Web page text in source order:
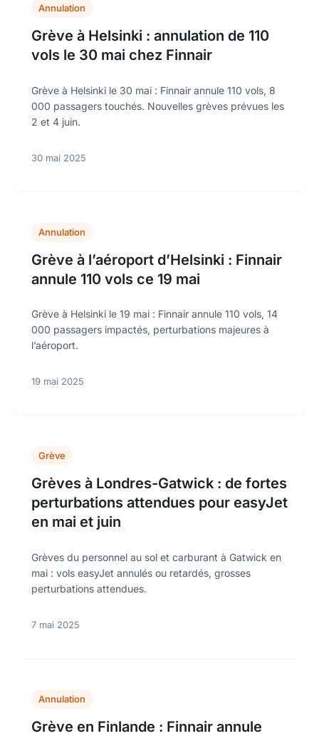
Annulation
Grève à Helsinki : annulation de 110
vols le 30 mai chez Finnair
Grève à Helsinki le 30 mai : Finnair annule 110 vols, 8
000 passagers touchés. Nouvelles grèves prévues les
2 et 4 juin.
30 mai 2025
Annulation
Grève à l’aéroport d’Helsinki : Finnair
annule 110 vols ce 19 mai
Grève à Helsinki le 19 mai : Finnair annule 110 vols, 14
000 passagers impactés, perturbations majeures à
l’aéroport.
19 mai 2025
Grève
Grèves à Londres-Gatwick : de fortes
perturbations attendues pour easyJet
en mai et juin
Grèves du personnel au sol et carburant à Gatwick en
mai : vols easyJet annulés ou retardés, grosses
perturbations attendues.
7 mai 2025
Annulation
Grève en Finlande : Finnair annule